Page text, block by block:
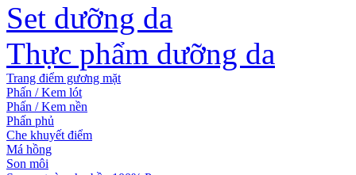
Set dưỡng da
Thực phẩm dưỡng da
Trang điểm gương mặt
Phấn / Kem lót
Phấn / Kem nền
Phấn phủ
Che khuyết điểm
Má hồng
Son môi